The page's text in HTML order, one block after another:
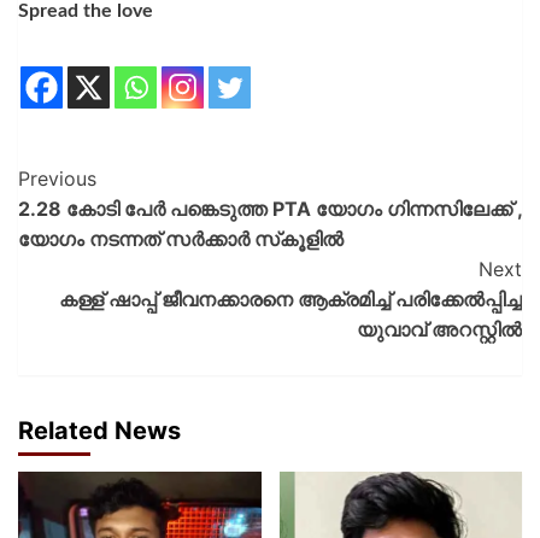
Spread the love
Previous
2.28 കോടി പേര്‍ പങ്കെടുത്ത PTA യോഗം ഗിന്നസിലേക്ക് ,
യോഗം നടന്നത് സര്‍ക്കാര്‍ സ്‌കൂളിൽ
Next
കള്ള് ഷാപ്പ് ജീവനക്കാരനെ ആക്രമിച്ച് പരിക്കേൽപ്പിച്ച
യുവാവ് അറസ്റ്റിൽ
Related News